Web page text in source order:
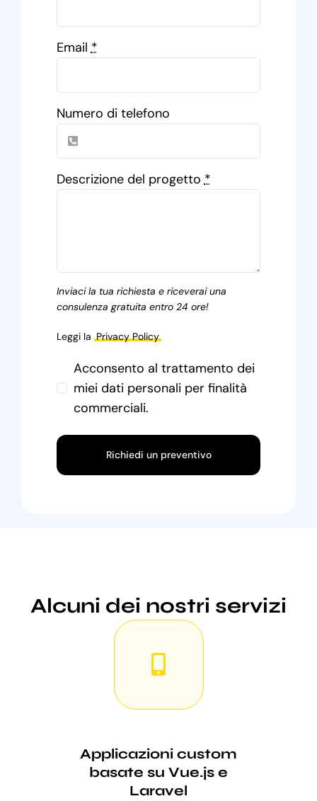
Email*
Numero di telefono
Descrizione del progetto*
Inviaci la tua richiesta e riceverai una
consulenza gratuita entro 24 ore!
Leggi la Privacy Policy
Acconsento al trattamento dei
miei dati personali per finalità
commerciali.
Richiedi un preventivo
Alcuni dei nostri servizi
Applicazioni custom
basate su Vue.js e
Laravel